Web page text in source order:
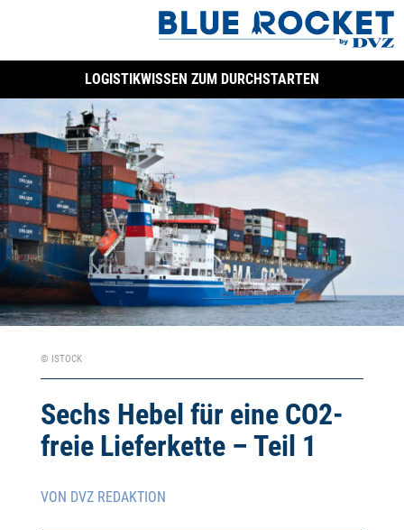
LOGISTIKWISSEN ZUM DURCHSTARTEN
© ISTOCK
Sechs Hebel für eine CO2-
freie Lieferkette – Teil 1
VON DVZ REDAKTION